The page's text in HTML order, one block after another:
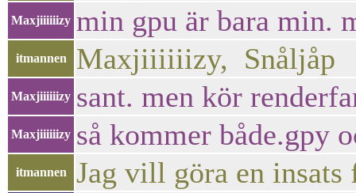
Maxjiiiiiizy min gpu är bara min.
itmannen Maxjiiiiiizy, Snåljåp
Maxjiiiiiizy sant. men kör
Maxjiiiiiizy så kommer både.gpy
itmannen Jag vill göra en